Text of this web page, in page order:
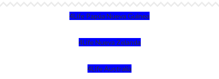
4Life Papúa Nueva Guinea
4Life Nueva Zelanda
4Life Australia